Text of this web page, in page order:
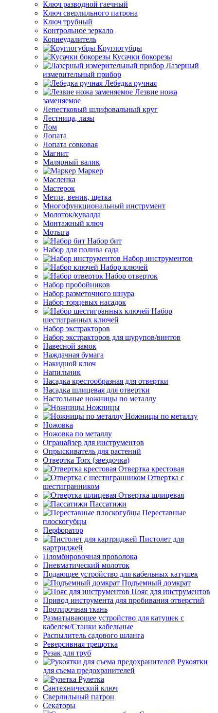
Ключ разводной гаечный
Ключ сверлильного патрона
Ключ трубный
Контрольное зеркало
Корнеудалитель
Круглогубцы
Кусачки бокорезы
Лазерный
измерительный прибор
Лебедка ручная
Лезвие ножа
заменяемое
Лепестковый шлифовальный круг
Лестница, лазы
Лом
Лопата
Лопата совковая
Магнит
Малярный валик
Маркер
Масленка
Мастерок
Метла, веник, щетка
Многофункциональный инструмент
Молоток/кувалда
Монтажный ключ
Мотыга
Набор бит
Набор для полива сада
Набор инструментов
Набор ключей
Набор отверток
Набор пробойников
Набор разметочного шнура
Набор торцевых насадок
Набор
шестигранных ключей
Набор экстракторов
Набор экстракторов для шурупов/винтов
Навесной замок
Наждачная бумага
Накидной ключ
Напильник
Насадка крестообразная для отвертки
Насадка шлицевая для отвертки
Настольные ножницы по металлу
Ножницы
Ножницы по металлу
Ножовка
Ножовка по металлу
Огранайзер для инструментов
Опрыскиватель для растений
Отвертка Torx (звездочка)
Отвертка крестовая
Отвертка с
шестигранником
Отвертка шлицевая
Пассатижи
Переставные
плоскогубцы
Перфоратор
Пистолет для
картриджей
Пломбировочная проволока
Пневматический молоток
Подающее устройство для кабельных катушек
Подъемный домкрат
Пояс для инструментов
Привод инструмента для пробивания отверстий
Протирочная ткань
Разматывающее устройство для катушек с
кабелем/Станки кабельные
Распылитель садового шланга
Реверсивная трещотка
Резак для труб
Рукоятки
для съема предохранителей
Рулетка
Сантехнический ключ
Сверлильный патрон
Секаторы